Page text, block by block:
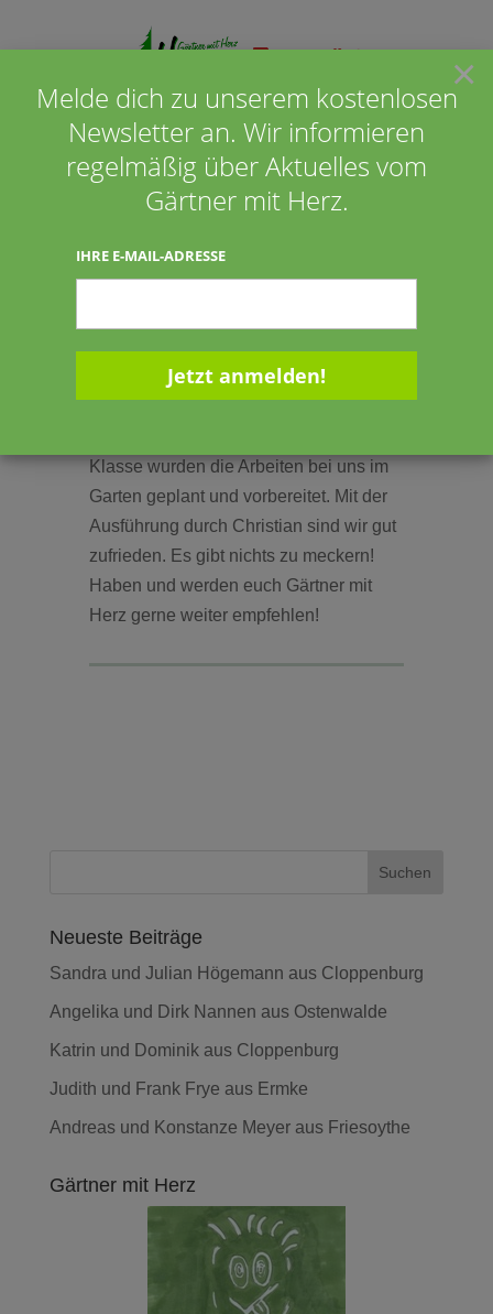
Seite wählen
Malte und Dora Smolna-
Schütte aus Wildeshausen
Klasse wurden die Arbeiten bei uns im
Garten geplant und vorbereitet. Mit der
Ausführung durch Christian sind wir gut
zufrieden. Es gibt nichts zu meckern!
Haben und werden euch Gärtner mit
Herz gerne weiter empfehlen!
Neueste Beiträge
Sandra und Julian Högemann aus Cloppenburg
Angelika und Dirk Nannen aus Ostenwalde
Katrin und Dominik aus Cloppenburg
Judith und Frank Frye aus Ermke
Andreas und Konstanze Meyer aus Friesoythe
Gärtner mit Herz
×
Melde dich zu unserem kostenlosen
Newsletter an. Wir informieren
regelmäßig über Aktuelles vom
Gärtner mit Herz.
IHRE E-MAIL-ADRESSE